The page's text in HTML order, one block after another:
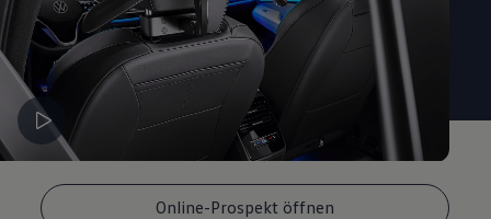
Online-Prospekt öffnen